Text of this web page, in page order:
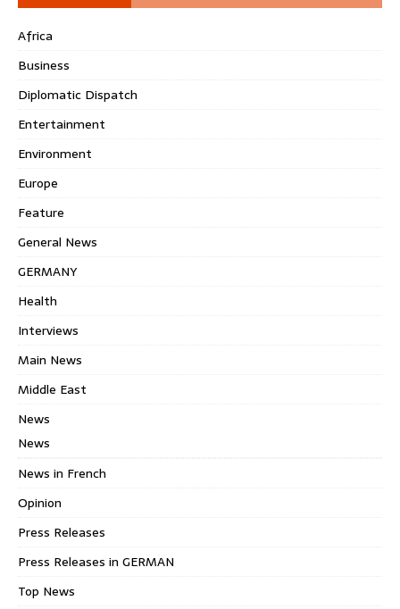
Africa
Business
Diplomatic Dispatch
Entertainment
Environment
Europe
Feature
General News
GERMANY
Health
Interviews
Main News
Middle East
News
News
News in French
Opinion
Press Releases
Press Releases in GERMAN
Top News